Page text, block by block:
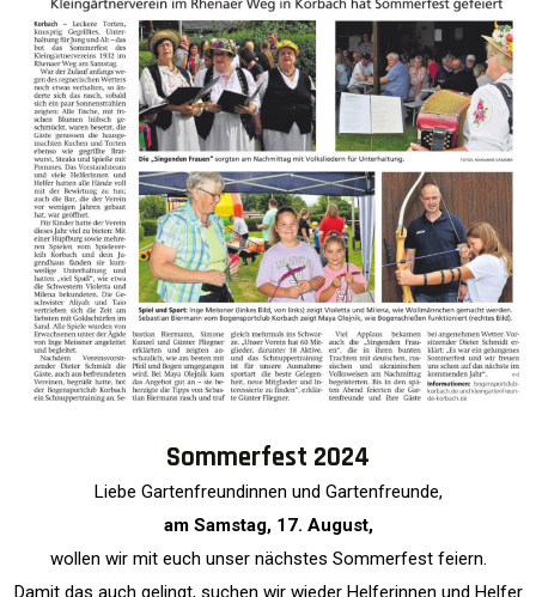
Sommerfest 2024
Liebe Gartenfreundinnen und Gartenfreunde,
am Samstag, 17. August,
wollen wir mit euch unser nächstes Sommerfest feiern.
Damit das auch gelingt, suchen wir wieder Helferinnen und Helfer